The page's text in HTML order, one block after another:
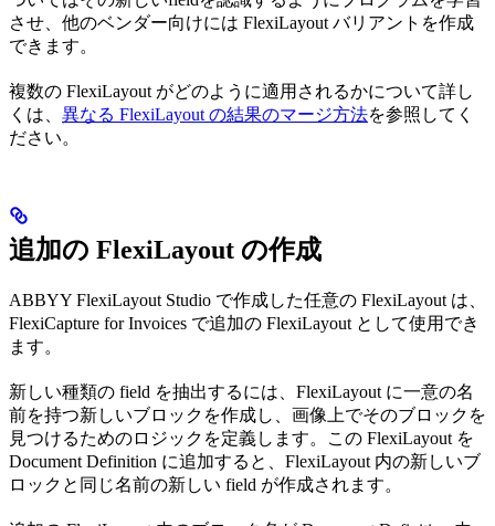
させ、他のベンダー向けには FlexiLayout バリアントを作成
できます。
複数の FlexiLayout がどのように適用されるかについて詳し
くは、 異なる FlexiLayout の結果のマージ方法を参照してく
ださい。
追加の FlexiLayout の作成
ABBYY FlexiLayout Studio で作成した任意の FlexiLayout は、
FlexiCapture for Invoices で追加の FlexiLayout として使用でき
ます。
新しい種類の field を抽出するには、FlexiLayout に一意の名
前を持つ新しいブロックを作成し、画像上でそのブロックを
見つけるためのロジックを定義します。この FlexiLayout を
Document Definition に追加すると、FlexiLayout 内の新しいブ
ロックと同じ名前の新しい field が作成されます。